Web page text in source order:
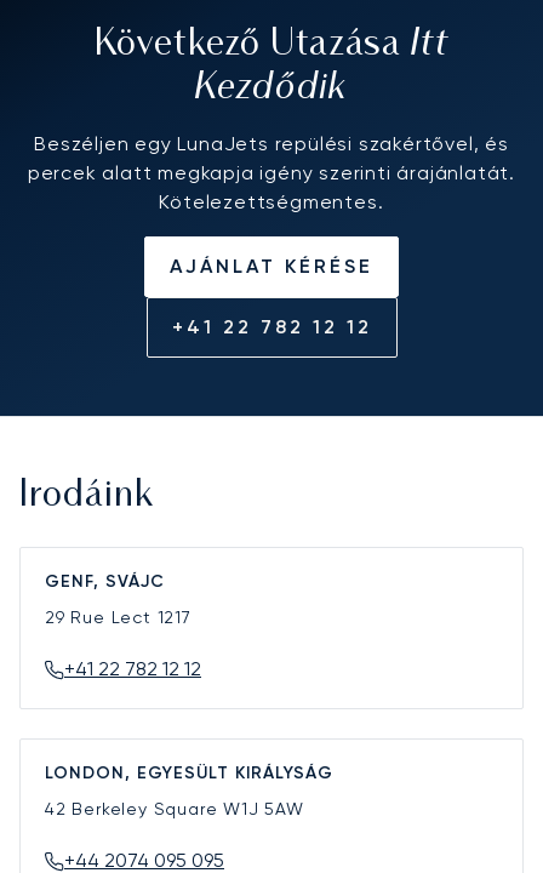
Következő Utazása Itt
Kezdődik
Beszéljen egy LunaJets repülési szakértővel, és
percek alatt megkapja igény szerinti árajánlatát.
Kötelezettségmentes.
AJÁNLAT KÉRÉSE
+41 22 782 12 12
Irodáink
GENF, SVÁJC
29 Rue Lect 1217
+41 22 782 12 12
LONDON, EGYESÜLT KIRÁLYSÁG
42 Berkeley SquareW1J 5AW
+44 2074 095 095